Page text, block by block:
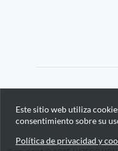
Este sitio web utiliza
consentimiento sobre su
Política de privacidad y